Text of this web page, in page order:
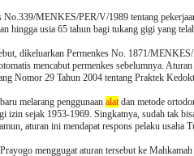
No.339/MENKES/PER/V/1989 tentang
hingga usia 65 tahun bagi tukang gigi yang
dikeluarkan Permenkes No. 1871/
mencabut permenkes sebelumnya.
Nomor 29 Tahun 2004 tentang Praktek
melarang penggunaan alatdan metode
izin sejak 1953-1969. Singkatnya, sudah tak
aturan ini mendapat respons pelaku usaha
menggugat aturan tersebut ke